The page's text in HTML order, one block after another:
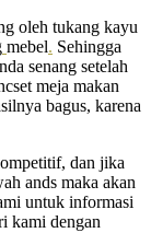
oleh tukang kayu
mebel. Sehingga
senang setelah
meja makan
bagus, karena
dan jika
ands maka akan
untuk informasi
kami dengan